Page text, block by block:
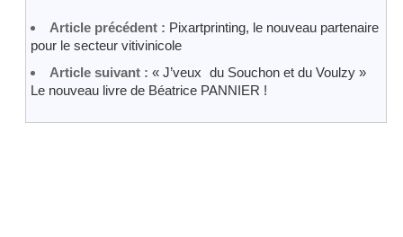
Article précédent : Pixartprinting, le nouveau partenaire
pour le secteur vitivinicole
Article suivant : « J’veux du Souchon et du Voulzy »
Le nouveau livre de Béatrice PANNIER !